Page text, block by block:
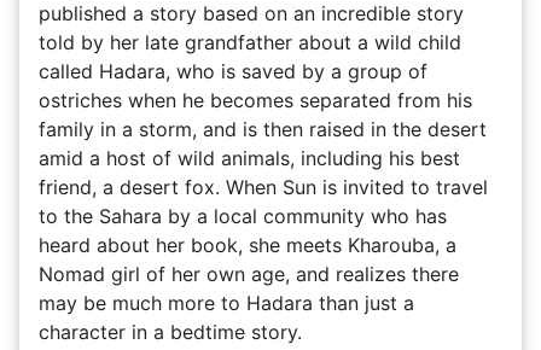
published a story based on an incredible story
told by her late grandfather about a wild child
called Hadara, who is saved by a group of
ostriches when he becomes separated from his
family in a storm, and is then raised in the desert
amid a host of wild animals, including his best
friend, a desert fox. When Sun is invited to travel
to the Sahara by a local community who has
heard about her book, she meets Kharouba, a
Nomad girl of her own age, and realizes there
may be much more to Hadara than just a
character in a bedtime story.